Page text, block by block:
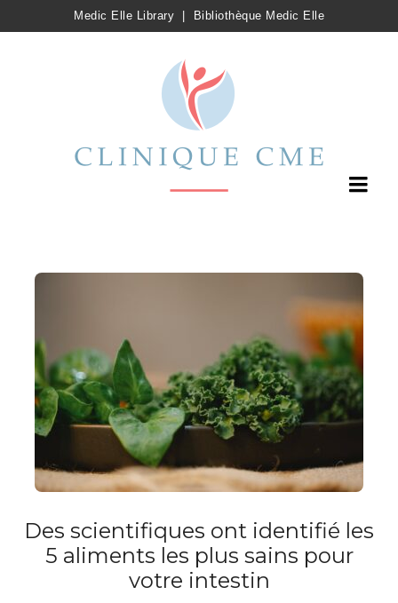
Medic Elle Library Bibliothèque Medic Elle
Des scientifiques ont identifié les
5 aliments les plus sains pour
votre intestin